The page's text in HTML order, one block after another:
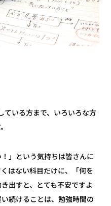
ている方まで、いろいろな方
」という気持ちは皆さんに
はない科目だけに、「何を
出すと、とても不安ですよ
続けることは、勉強時間の